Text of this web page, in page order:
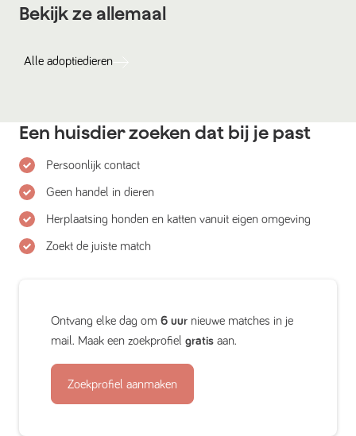
Bekijk ze allemaal
Alle adoptiedieren
Een huisdier zoeken dat bij je past
Persoonlijk contact
Geen handel in dieren
Herplaatsing honden en katten vanuit eigen omgeving
Zoekt de juiste match
Ontvang elke dag om 6 uur nieuwe matches in je
mail. Maak een zoekprofiel gratis aan.
Zoekprofiel aanmaken